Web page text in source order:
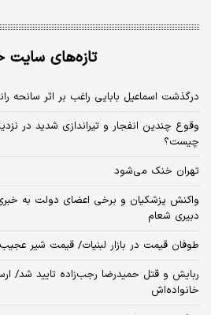
تازه‌های سایت
درگذشت اسماعیل بابایی راغب بر اثر سانحه
وقوع چندین انفجار و تیراندازی شدید در
چیست؟
تهران خنک می‌شود
واکنش پزشکیان و برخی اعضای دولت به خبری
دبیری شعام
طوفان قیمت در بازار لبنیات/ قیمت شیر
ربایش و قتل حمیدرضا رجب‌زاده تایید شد/
خانواده‌اش